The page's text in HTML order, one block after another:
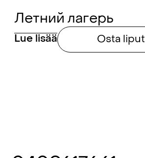
Летний лагерь
Lue lisää Osta liput